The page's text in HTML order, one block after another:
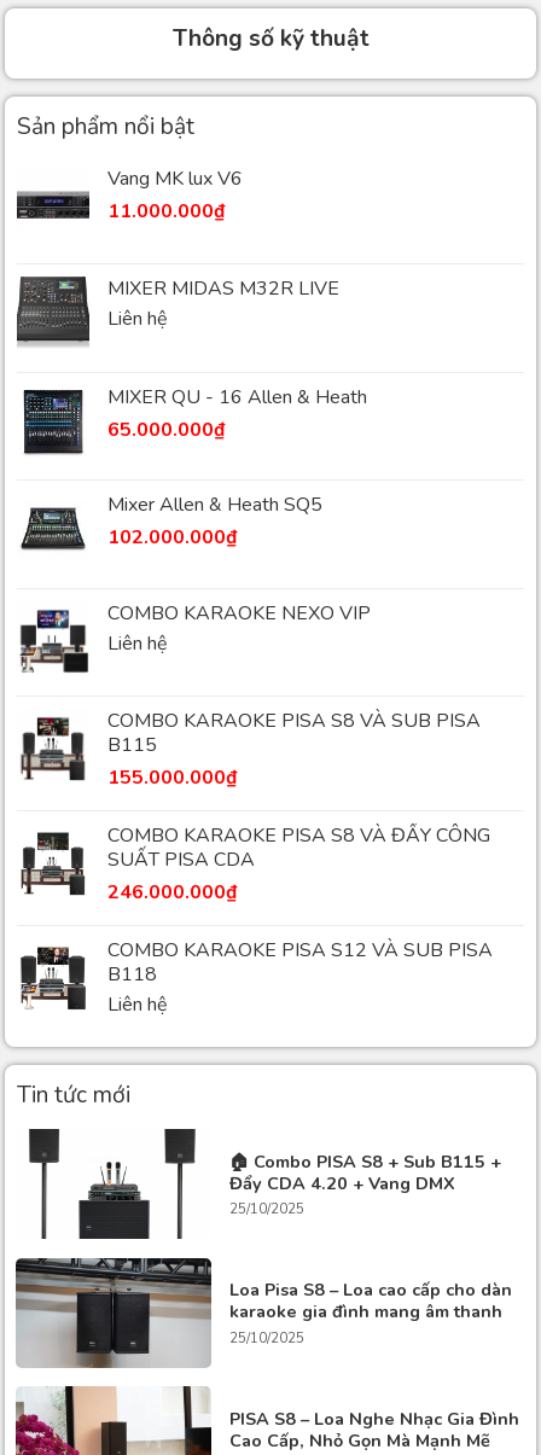
Thông số kỹ thuật
Sản phẩm nổi bật
Vang MK lux V6
11.000.000₫
MIXER MIDAS M32R LIVE
Liên hệ
MIXER QU - 16 Allen & Heath
65.000.000₫
Mixer Allen & Heath SQ5
102.000.000₫
COMBO KARAOKE NEXO VIP
Liên hệ
COMBO KARAOKE PISA S8 VÀ SUB PISA
B115
155.000.000₫
COMBO KARAOKE PISA S8 VÀ ĐẨY CÔNG
SUẤT PISA CDA
246.000.000₫
COMBO KARAOKE PISA S12 VÀ SUB PISA
B118
Liên hệ
Tin tức mới
🏠 Combo PISA S8 + Sub B115 +
Đẩy CDA 4.20 + Vang DMX
DK9900Plus + Mic Vocal 8 – Dàn
25/10/2025
Loa Pisa S8 – Loa cao cấp cho dàn
karaoke gia đình mang âm thanh
chuẩn Italia
25/10/2025
PISA S8 – Loa Nghe Nhạc Gia Đình
Cao Cấp, Nhỏ Gọn Mà Mạnh Mẽ